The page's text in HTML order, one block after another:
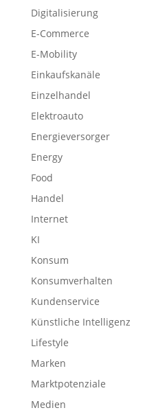
Digitalisierung
E-Commerce
E-Mobility
Einkaufskanäle
Einzelhandel
Elektroauto
Energieversorger
Energy
Food
Handel
Internet
KI
Konsum
Konsumverhalten
Kundenservice
Künstliche Intelligenz
Lifestyle
Marken
Marktpotenziale
Medien